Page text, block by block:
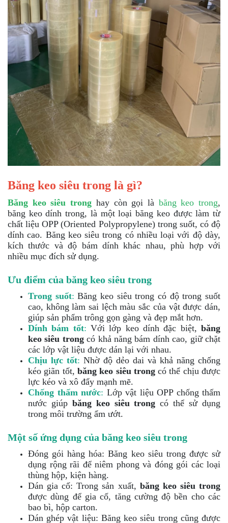
Băng keo siêu trong là gì?
Băng keo siêu trong hay còn gọi là băng keo trong,
băng keo dính trong, là một loại băng keo được làm từ
chất liệu OPP (Oriented Polypropylene) trong suốt, có độ
dính cao. Băng keo siêu trong có nhiều loại với độ dày,
kích thước và độ bám dính khác nhau, phù hợp với
nhiều mục đích sử dụng.
Ưu điểm của băng keo siêu trong
Trong suốt: Băng keo siêu trong có độ trong suốt
cao, không làm sai lệch màu sắc của vật được dán,
giúp sản phẩm trông gọn gàng và đẹp mắt hơn.
Dính bám tốt:Với lớp keo dính đặc biệt,băng
keo siêu trongcó khả năng bám dính cao, giữ chặt
các lớp vật liệu được dán lại với nhau.
Chịu lực tốt: Nhờ độ dẻo dai và khả năng chống
kéo giãn tốt, băng keo siêu trongcó thể chịu được
lực kéo và xô đẩy mạnh mẽ.
Chống thấm nước: Lớp vật liệu OPP chống thấm
nước giúp băng keo siêu trong có thể sử dụng
trong môi trường ẩm ướt.
Một số ứng dụng của băng keo siêu trong
Đóng gói hàng hóa: Băng keo siêu trong được sử
dụng rộng rãi để niêm phong và đóng gói các loại
thùng hộp, kiện hàng.
Dán gia cố: Trong sản xuất, băng keo siêu trong
được dùng để gia cố, tăng cường độ bền cho các
bao bì, hộp carton.
Dán ghép vật liệu: Băng keo siêu trong cũng được